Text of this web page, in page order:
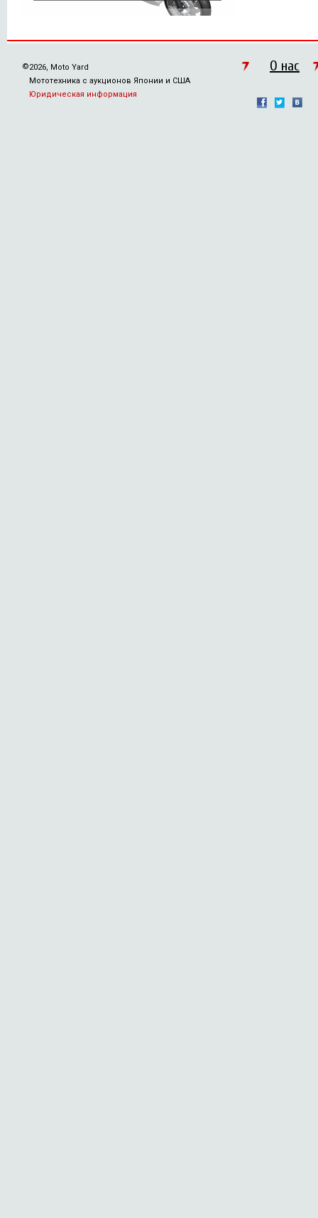
©2026, Moto Yard
Мототехника с аукционов Японии и США
Юридическая информация
О нас